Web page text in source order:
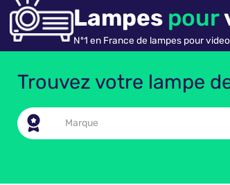
Lampes pour
Nº1 en France de lampes pour
Trouvez votre lampe